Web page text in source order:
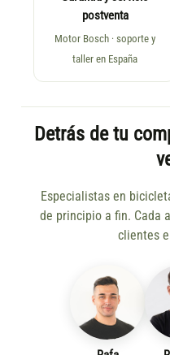
postventa
Motor Bosch · soporte y
taller en España
Detrás de tu
Especialistas en
de principio a fin. Cada
clientes